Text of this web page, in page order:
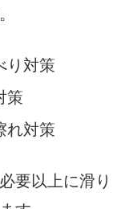
り対策
策
れ対策
要以上に滑り